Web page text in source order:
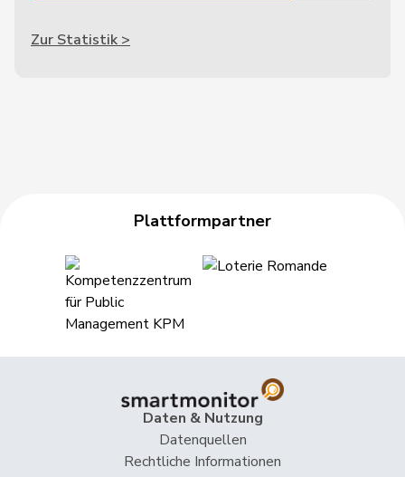
Zur Statistik >
Plattformpartner
Daten & Nutzung
Datenquellen
Rechtliche Informationen